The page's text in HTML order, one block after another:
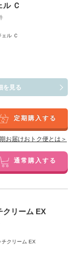
ル Ｃ
ル Ｃ
を見る
定期購入する
お届けおトク便とは＞
通常購入する
クリーム EX
クリーム EX